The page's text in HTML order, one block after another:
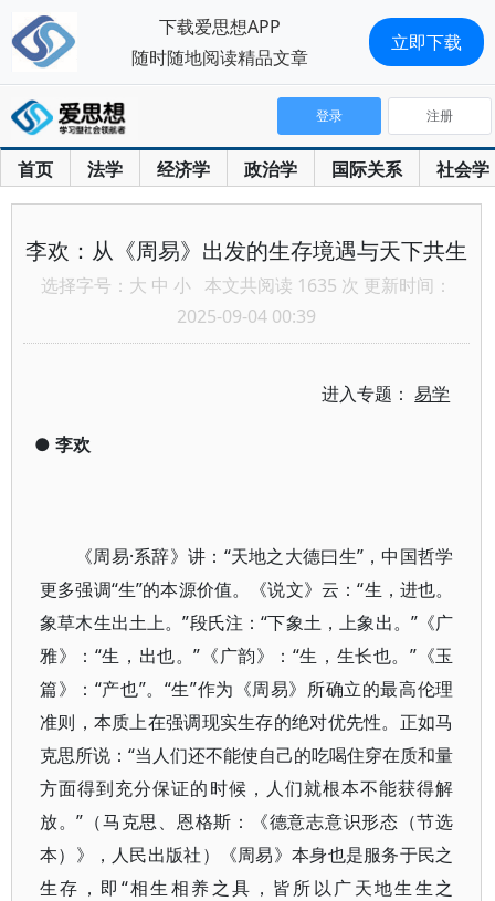
首页 法学 经济学 政治学 国际关系 社会学
登录 注册
李欢：从《周易》出发的生存境遇与天下共生
选择字号： 大 中 小 本文共阅读 1635 次 更新时间：
2025-09-04 00:39
进入专题：易学
● 李欢
《周易·系辞》讲：“天地之大德曰生”，中国哲学
更多强调“生”的本源价值。《说文》云：“生，进也。
象草木生出土上。”段氏注：“下象土，上象出。”《广
雅》：“生，出也。”《广韵》：“生，生长也。”《玉
篇》：“产也”。“生”作为《周易》所确立的最高伦理
准则，本质上在强调现实生存的绝对优先性。正如马
克思所说：“当人们还不能使自己的吃喝住穿在质和量
方面得到充分保证的时候，人们就根本不能获得解
放。”（马克思、恩格斯：《德意志意识形态（节选
本）》，人民出版社）《周易》本身也是服务于民之
生存，即“相生相养之具，皆所以广天地生生之
下载爱思想APP
随时随地阅读精品文章
立即下载